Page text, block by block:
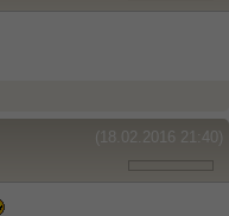
(18.02.2016 21:40)